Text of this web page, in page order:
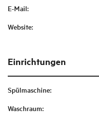
E-Mail:
Website:
Einrichtungen
Spülmaschine:
Waschraum: